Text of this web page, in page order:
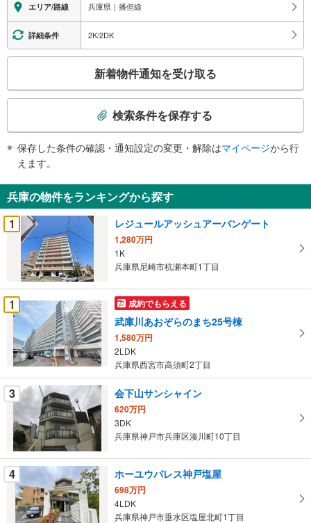
エリア/路線 兵庫県｜播但線
詳細条件 2K/2DK
検
知
を
受
け
条
件
マ
イ
ペ
ー
ジ
に
保
存
す
る
新着物件通知を受け取る
検索条件を保存する
保存した条件の確認・通知設定の変更・解除はマイページから行
えます。
兵庫の物件をランキングから探す
1
レジュールアッシュアーバンゲート
1,280万円
1K
兵庫県尼崎市杭瀬本町1丁目
1 成約でもらえる
武庫川あおぞらのまち25号棟
1,580万円
2LDK
兵庫県西宮市高須町2丁目
3 会下山サンシャイン
620万円
3DK
兵庫県神戸市兵庫区湊川町10丁目
4 ホーユウパレス神戸塩屋
698万円
4LDK
兵庫県神戸市垂水区塩屋北町1丁目